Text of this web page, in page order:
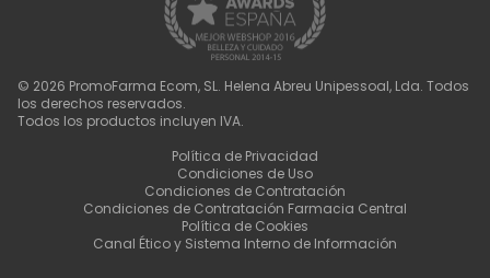
© 2026 PromoFarma Ecom, SL. Helena Abreu Unipessoal, Lda. Todos
los derechos reservados.
Todos los productos incluyen IVA.
Política de Privacidad
Condiciones de Uso
Condiciones de Contratación
Condiciones de Contratación Farmacia Central
Política de Cookies
Canal Ético y Sistema Interno de Información